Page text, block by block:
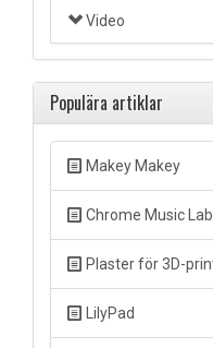
Video
Populära artiklar
Makey Makey
Chrome Music Lab
Plaster för 3D-
LilyPad